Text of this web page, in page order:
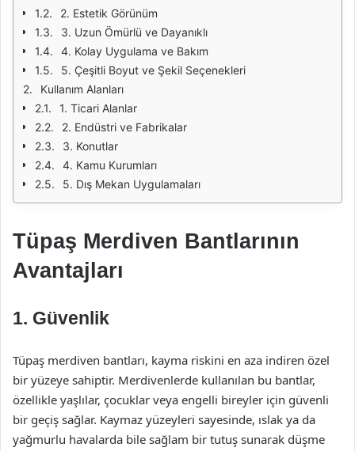
2. Estetik Görünüm
3. Uzun Ömürlü ve Dayanıklı
4. Kolay Uygulama ve Bakım
5. Çeşitli Boyut ve Şekil Seçenekleri
Kullanım Alanları
1. Ticari Alanlar
2. Endüstri ve Fabrikalar
3. Konutlar
4. Kamu Kurumları
5. Dış Mekan Uygulamaları
Tüpaş Merdiven Bantlarının
Avantajları
1. Güvenlik
Tüpaş merdiven bantları, kayma riskini en aza indiren özel
bir yüzeye sahiptir. Merdivenlerde kullanılan bu bantlar,
özellikle yaşlılar, çocuklar veya engelli bireyler için güvenli
bir geçiş sağlar. Kaymaz yüzeyleri sayesinde, ıslak ya da
yağmurlu havalarda bile sağlam bir tutuş sunarak düşme